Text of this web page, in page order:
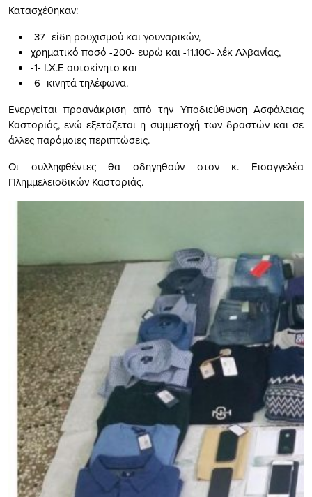
Κατασχέθηκαν:
-37- είδη ρουχισμού και γουναρικών,
χρηματικό ποσό -200- ευρώ και -11.100- λέκ Αλβανίας,
-1- Ι.Χ.Ε αυτοκίνητο και
-6- κινητά τηλέφωνα.
Ενεργείται προανάκριση από την Υποδιεύθυνση Ασφάλειας
Καστοριάς, ενώ εξετάζεται η συμμετοχή των δραστών και σε
άλλες παρόμοιες περιπτώσεις.
Οι συλληφθέντες θα οδηγηθούν στον κ. Εισαγγελέα
Πλημμελειοδικών Καστοριάς.